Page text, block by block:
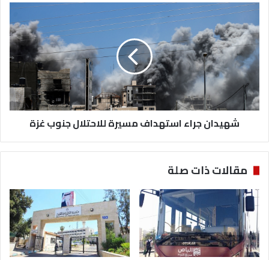
شهيدان
جراء
استهداف
مسيرة
للاحتلال
جنوب
غزة
شهيدان جراء استهداف مسيرة للاحتلال جنوب غزة
مقالات ذات صلة